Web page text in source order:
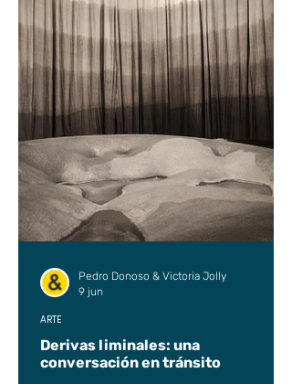
Derivas liminales: una
conversación en tránsito
ARTE
Pedro Donoso & Victoria Jolly
9 jun